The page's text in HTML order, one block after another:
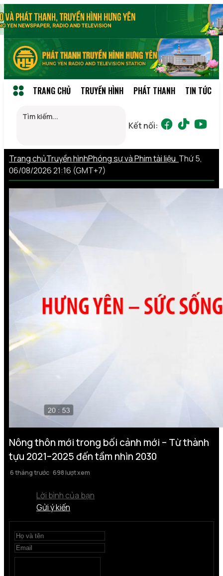
TRANG CHỦ TRUYỀN HÌNH PHÁT THANH TIN TỨC
Kết nối:
Trang chủTruyền hìnhPhóng sự và Phim tài liệu Thứ 5,
06/08/2026 21:16 (GMT+7)
Nông thôn mới trong bối cảnh mới – Từ thành
tựu 2021–2025 đến tầm nhìn 2030
6 tháng trước 698 lượt xem
Lời bình của bạn
Gửi ý kiến